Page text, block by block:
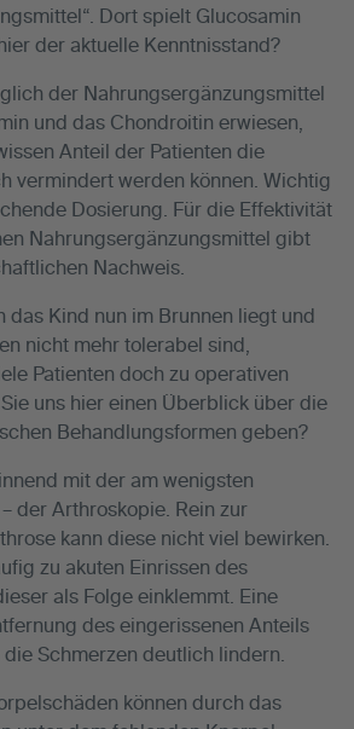
Dort spielt Glucosamin
der aktuelle Kenntnisstand?
der Nahrungsergänzungsmittel
und das Chondroitin erwiesen,
Anteil der Patienten die
vermindert werden können. Wichtig
Dosierung. Für die Effektivität
Nahrungsergänzungsmittel gibt
Nachweis.
das Kind nun im Brunnen liegt und
nicht mehr tolerabel sind,
Patienten doch zu operativen
uns hier einen Überblick über die
Behandlungsformen geben?
mit der am wenigsten
der Arthroskopie. Rein zur
kann diese nicht viel bewirken.
zu akuten Einrissen des
als Folge einklemmt. Eine
des eingerissenen Anteils
die Schmerzen deutlich lindern.
können durch das